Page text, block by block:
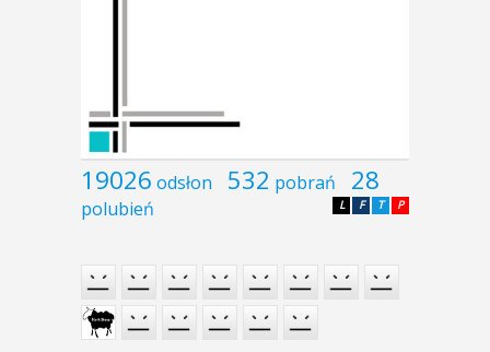
19026 odsłon 532 pobrań 28
polubień P
T
F
L